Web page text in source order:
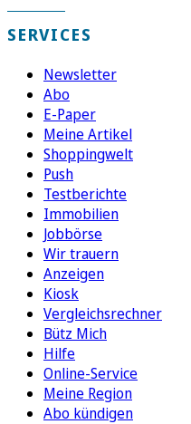
SERVICES
Newsletter
Abo
E-Paper
Meine Artikel
Shoppingwelt
Push
Testberichte
Immobilien
Jobbörse
Wir trauern
Anzeigen
Kiosk
Vergleichsrechner
Bütz Mich
Hilfe
Online-Service
Meine Region
Abo kündigen